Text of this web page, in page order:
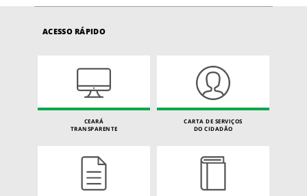
ACESSO RÁPIDO
CEARÁ
TRANSPARENTE
CARTA DE SERVIÇOS
DO CIDADÃO